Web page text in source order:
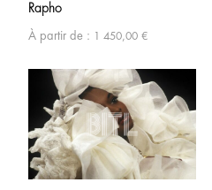
Rapho
À partir de : 1 450,00 €